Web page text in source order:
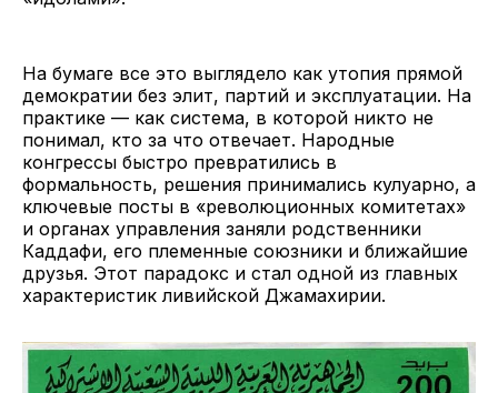
На бумаге все это выглядело как утопия прямой
демократии без элит, партий и эксплуатации. На
практике — как система, в которой никто не
понимал, кто за что отвечает. Народные
конгрессы быстро превратились в
формальность, решения принимались кулуарно, а
ключевые посты в «революционных комитетах»
и органах управления заняли родственники
Каддафи, его племенные союзники и ближайшие
друзья. Этот парадокс и стал одной из главных
характеристик ливийской Джамахирии.